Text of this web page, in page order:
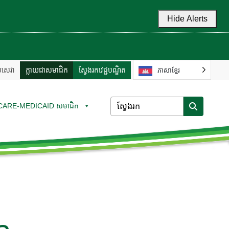
Hide Alerts
េវា ក្លាយជាសមាជិក ស្វែងរកវេជ្ជបណ្ឌិត ភាសាខ្មែរ
MEDICAID សមាជិក